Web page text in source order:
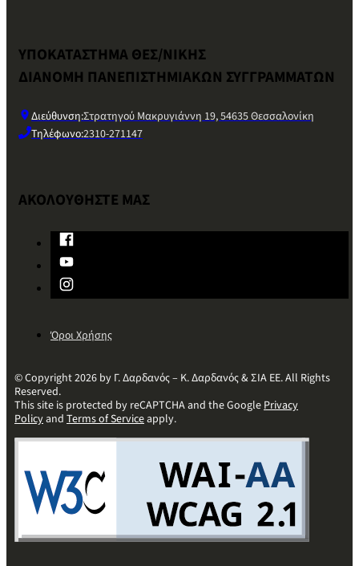
ΥΠΟΚΑΤΑΣΤΗΜΑ ΘΕΣ/ΝΙΚΗΣ
ΔΙΑΝΟΜΗ ΠΑΝΕΠΙΣΤΗΜΙΑΚΩΝ ΣΥΓΓΡΑΜΜΑΤΩΝ
Διεύθυνση:Στρατηγού Μακρυγιάννη 19, 54635 Θεσσαλονίκη
Τηλέφωνο:2310-271147
ΑΚΟΛΟΥΘΗΣΤΕ ΜΑΣ
Όροι Χρήσης
© Copyright 2026 by Γ. Δαρδανός – Κ. Δαρδανός & ΣΙΑ ΕΕ. All Rights
Reserved.
This site is protected by reCAPTCHA and the GooglePrivacy
Policyand Terms of Serviceapply.